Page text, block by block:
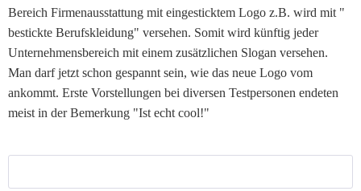
Bereich Firmenausstattung mit eingesticktem Logo z.B. wird mit "
bestickte Berufskleidung" versehen. Somit wird künftig jeder
Unternehmensbereich mit einem zusätzlichen Slogan versehen.
Man darf jetzt schon gespannt sein, wie das neue Logo vom
ankommt. Erste Vorstellungen bei diversen Testpersonen endeten
meist in der Bemerkung "Ist echt cool!"